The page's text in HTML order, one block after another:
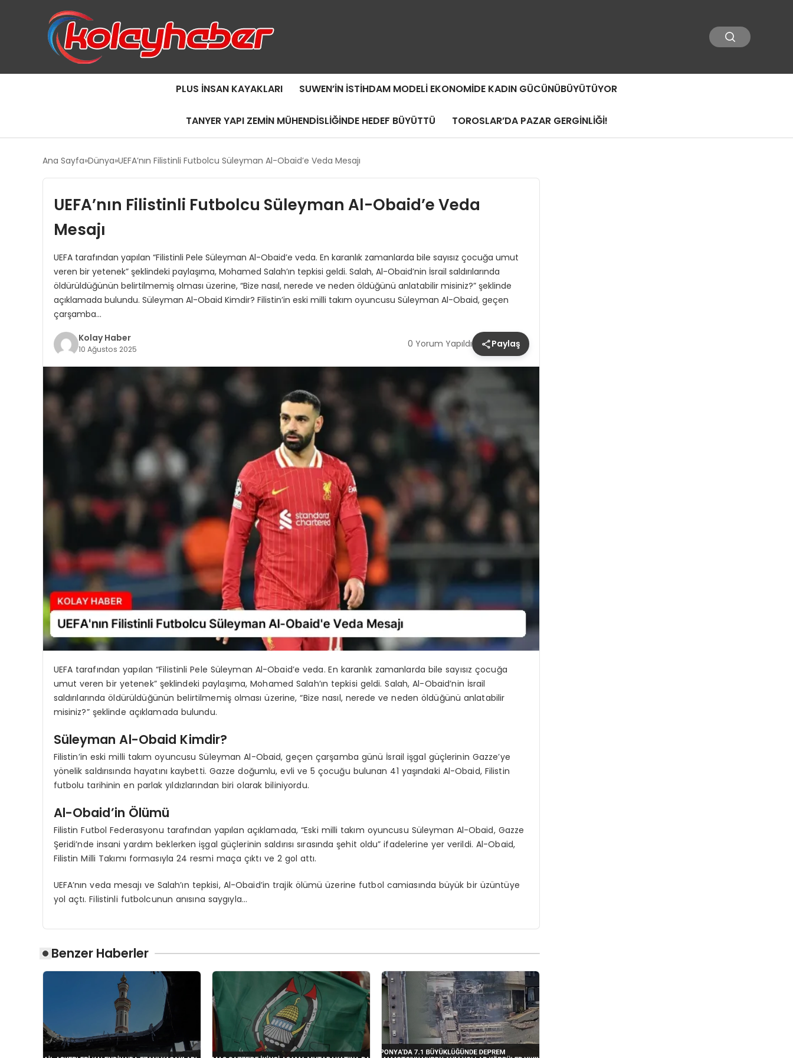
PLUS İNSAN KAYAKLARI SUWEN’IN İSTIHDAM MODELI EKONOMIDE KADIN GÜCÜNÜBÜYÜTÜYOR
TANYER YAPI ZEMIN MÜHENDISLIĞINDE HEDEF BÜYÜTTÜ TOROSLAR’DA PAZAR GERGİNLİĞİ!
Ana Sayfa Dünya UEFA’nın Filistinli Futbolcu Süleyman Al-Obaid’e Veda Mesajı
UEFA’nın Filistinli Futbolcu Süleyman Al-Obaid’e Veda
Mesajı
UEFA tarafından yapılan “Filistinli Pele Süleyman Al-Obaid’e veda. En karanlık zamanlarda bile sayısız çocuğa umut
veren bir yetenek” şeklindeki paylaşıma, Mohamed Salah’ın tepkisi geldi. Salah, Al-Obaid’nin İsrail saldırılarında
öldürüldüğünün belirtilmemiş olması üzerine, “Bize nasıl, nerede ve neden öldüğünü anlatabilir misiniz?” şeklinde
açıklamada bulundu. Süleyman Al-Obaid Kimdir? Filistin’in eski milli takım oyuncusu Süleyman Al-Obaid, geçen
çarşamba…
Kolay Haber
10 Ağustos 2025 0 Yorum Yapıldı Paylaş
UEFA tarafından yapılan “Filistinli Pele Süleyman Al-Obaid’e veda. En karanlık zamanlarda bile sayısız çocuğa
umut veren bir yetenek” şeklindeki paylaşıma, Mohamed Salah’ın tepkisi geldi. Salah, Al-Obaid’nin İsrail
saldırılarında öldürüldüğünün belirtilmemiş olması üzerine, “Bize nasıl, nerede ve neden öldüğünü anlatabilir
misiniz?” şeklinde açıklamada bulundu.
Süleyman Al-Obaid Kimdir?
Filistin’in eski milli takım oyuncusu Süleyman Al-Obaid, geçen çarşamba günü İsrail işgal güçlerinin Gazze’ye
yönelik saldırısında hayatını kaybetti. Gazze doğumlu, evli ve 5 çocuğu bulunan 41 yaşındaki Al-Obaid, Filistin
futbolu tarihinin en parlak yıldızlarından biri olarak biliniyordu.
Al-Obaid’in Ölümü
Filistin Futbol Federasyonu tarafından yapılan açıklamada, “Eski milli takım oyuncusu Süleyman Al-Obaid, Gazze
Şeridi’nde insani yardım beklerken işgal güçlerinin saldırısı sırasında şehit oldu” ifadelerine yer verildi. Al-Obaid,
Filistin Milli Takımı formasıyla 24 resmi maça çıktı ve 2 gol attı.
UEFA’nın veda mesajı ve Salah’ın tepkisi, Al-Obaid’in trajik ölümü üzerine futbol camiasında büyük bir üzüntüye
yol açtı. Filistinli futbolcunun anısına saygıyla…
Benzer Haberler